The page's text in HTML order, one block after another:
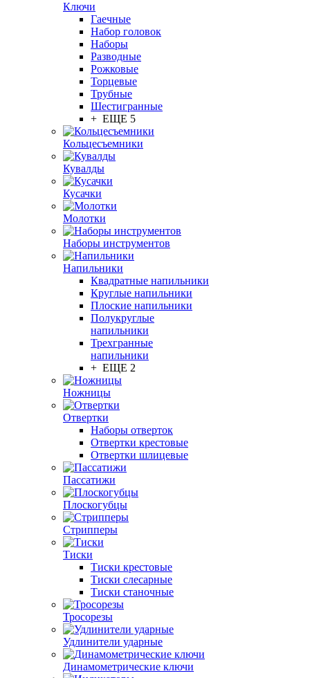
Ключи
Гаечные
Набор головок
Наборы
Разводные
Рожковые
Торцевые
Трубные
Шестигранные
+ ЕЩЕ 5
Кольцесъемники
Кувалды
Кусачки
Молотки
Наборы инструментов
Напильники
Квадратные напильники
Круглые напильники
Плоские напильники
Полукруглые
напильники
Трехгранные
напильники
+ ЕЩЕ 2
Ножницы
Отвертки
Наборы отверток
Отвертки крестовые
Отвертки шлицевые
Пассатижи
Плоскогубцы
Стрипперы
Тиски
Тиски крестовые
Тиски слесарные
Тиски станочные
Тросорезы
Удлинители ударные
Динамометрические ключи